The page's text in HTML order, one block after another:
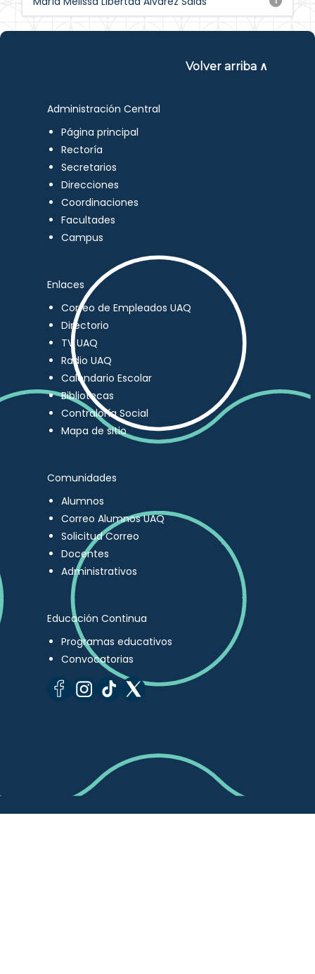
Volver arriba ∧
Administración Central
Página principal
Rectoría
Secretarios
Direcciones
Coordinaciones
Facultades
Campus
Enlaces
Correo de Empleados UAQ
Directorio
TV UAQ
Radio UAQ
Calendario Escolar
Bibliotecas
Contraloría Social
Mapa de sitio
Comunidades
Alumnos
Correo Alumnos UAQ
Solicitud Correo
Docentes
Administrativos
Educación Continua
Programas educativos
Convocatorias